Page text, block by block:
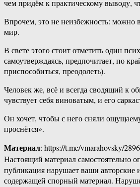
чем придём к практическому выводу,
Впрочем, это не неизбежность: можно
мир.
В свете этого стоит отметить один
самоутверждаясь, предпочитает, по
приспособиться, преодолеть).
Человек же, всё и всегда сводящий к
чувствует себя виноватым, и его
Он хочет, чтобы с него сняли
проснётся».
Материал: https://t.me/vmarahovsky/2896
Настоящий материал самостоятельно
публикация нарушает ваши
содержащей спорный материал.